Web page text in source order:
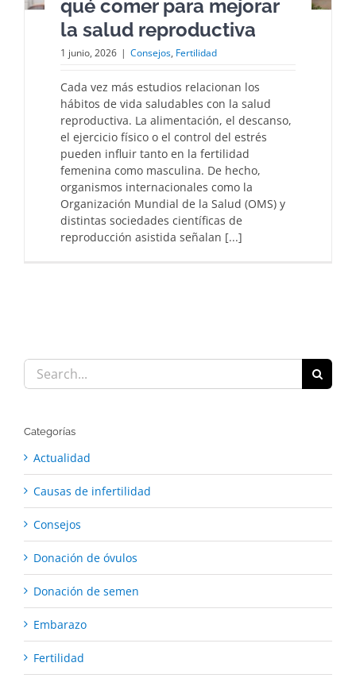
qué comer para mejorar
la salud reproductiva
1 junio, 2026 | Consejos, Fertilidad
Cada vez más estudios relacionan los
hábitos de vida saludables con la salud
reproductiva. La alimentación, el descanso,
el ejercicio físico o el control del estrés
pueden influir tanto en la fertilidad
femenina como masculina. De hecho,
organismos internacionales como la
Organización Mundial de la Salud (OMS) y
distintas sociedades científicas de
reproducción asistida señalan [...]
Search
for:
Categorías
Actualidad
Causas de infertilidad
Consejos
Donación de óvulos
Donación de semen
Embarazo
Fertilidad